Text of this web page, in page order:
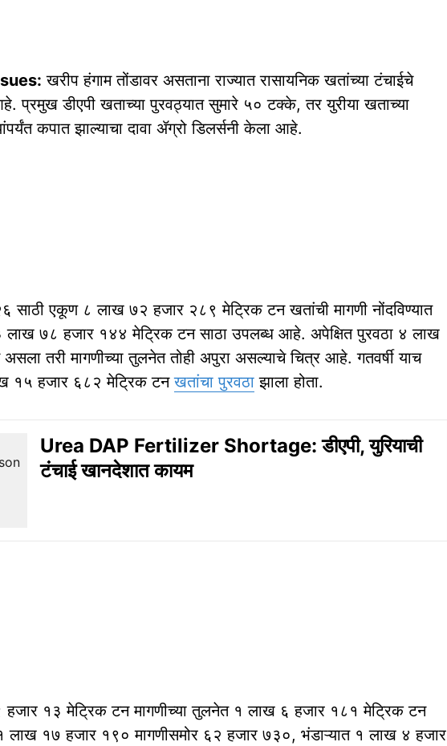
खरीप हंगाम तोंडावर असताना राज्यात रासायनिक खतांच्या टंचाईचे
प्रमुख डीएपी खताच्या पुरवठ्यात सुमारे ५० टक्के, तर युरीया खताच्या
कपात झाल्याचा दावा ॲग्रो डिलर्सनी केला आहे.
साठी एकूण ८ लाख ७२ हजार २८९ मेट्रिक टन खतांची मागणी नोंदविण्यात
७८ हजार १४४ मेट्रिक टन साठा उपलब्ध आहे. अपेक्षित पुरवठा ४ लाख
तरी मागणीच्या तुलनेत तोही अपुरा असल्याचे चित्र आहे. गतवर्षी याच
१५ हजार ६८२ मेट्रिक टनखतांचा पुरवठा झाला होता.
Urea DAP Fertilizer Shortage: डीएपी, युरियाची
टंचाई खानदेशात कायम
हजार १३ मेट्रिक टन मागणीच्या तुलनेत १ लाख ६ हजार १८१ मेट्रिक टन
लाख १७ हजार १९० मागणीसमोर ६२ हजार ७३०, भंडाऱ्यात १ लाख ४ हजार